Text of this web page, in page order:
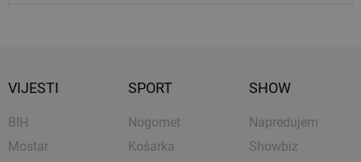
VIJESTI
BIH
Mostar
SPORT
Nogomet
Košarka
SHOW
Napredujem
Showbiz